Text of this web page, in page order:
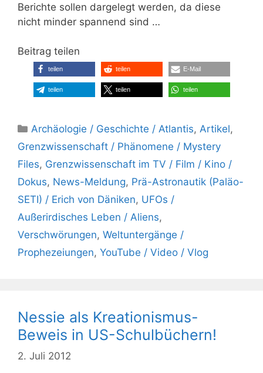
Berichte sollen dargelegt werden, da diese
nicht minder spannend sind …
Beitrag teilen
teilen teilen E-Mail
teilen teilen teilen
Kategorien
Archäologie / Geschichte / Atlantis,Artikel,
Grenzwissenschaft / Phänomene / Mystery
Files, Grenzwissenschaft im TV / Film / Kino /
Dokus, News-Meldung, Prä-Astronautik (Paläo-
SETI) / Erich von Däniken, UFOs /
Außerirdisches Leben / Aliens,
Verschwörungen, Weltuntergänge /
Prophezeiungen, YouTube / Video / Vlog
Nessie als Kreationismus-
Beweis in US-Schulbüchern!
2. Juli 2012